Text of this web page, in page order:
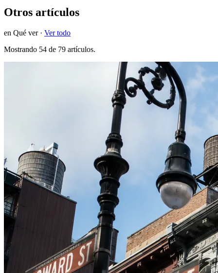
Otros artículos
en Qué ver· Ver todo
Mostrando 54 de 79 artículos.